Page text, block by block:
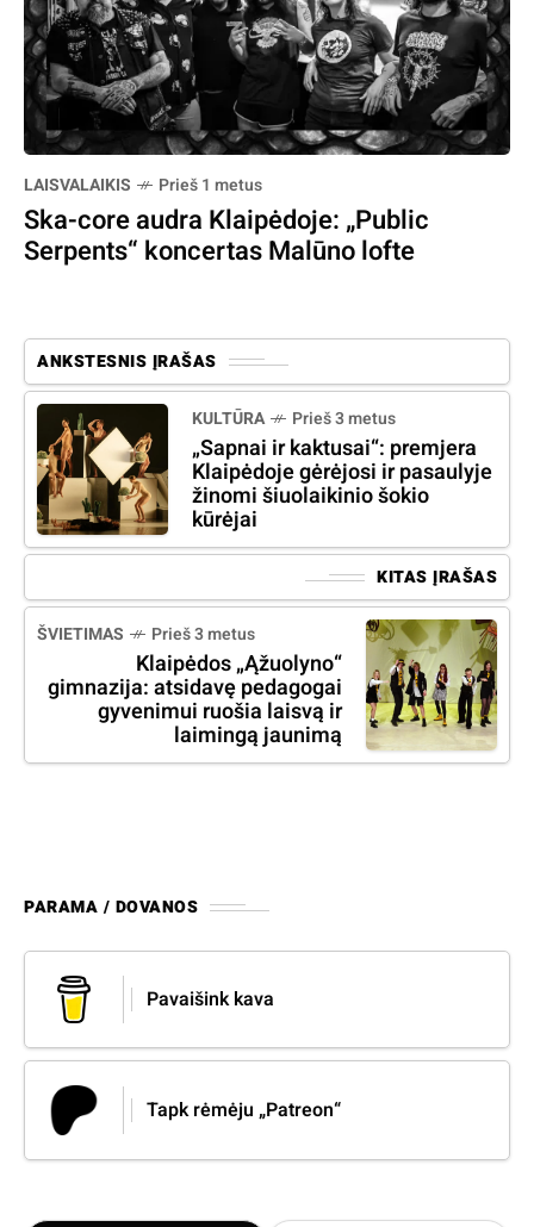
LAISVALAIKIS Prieš 1 metus
Ska-core audra Klaipėdoje: „Public
Serpents“ koncertas Malūno lofte
ANKSTESNIS ĮRAŠAS
KULTŪRA Prieš 3 metus
„Sapnai ir kaktusai“: premjera
Klaipėdoje gėrėjosi ir pasaulyje
žinomi šiuolaikinio šokio
kūrėjai
KITAS ĮRAŠAS
ŠVIETIMAS Prieš 3 metus
Klaipėdos „Ąžuolyno“
gimnazija: atsidavę pedagogai
gyvenimui ruošia laisvą ir
laimingą jaunimą
PARAMA / DOVANOS
Pavaišink kava
Tapk rėmėju „Patreon“